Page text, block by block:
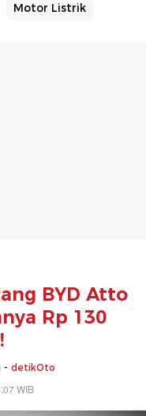
Motor Listrik
BYD Atto
Rp 130
- detikOto
WIB